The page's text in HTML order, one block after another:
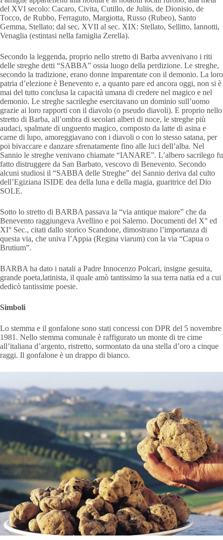
del XVI secolo: Cacaro, Civita, Cutillo, de Juliis, de Dionisio, de
Tocco, de Rubbo, Ferraguto, Margiotta, Russo (Rubeo), Santo
Gemma, Stellato; dal sec. XVII al sec. XIX: Stellato, Sellitto, Iannotti,
Venaglia (estintasi nella famiglia Zerella).
Secondo la leggenda, proprio nello stretto di Barba avvenivano i riti
delle streghe detti “SABBA” ossia luogo della perdizione. Le streghe,
secondo la tradizione, erano donne imparentate con il demonio. La loro
patria d’elezione è Benevento e, a quanto pare ed ancora oggi, non si è
mai del tutto conclusa la capacità umana di credere nel magico e nel
demonio. Le streghe sacrileghe esercitavano un dominio sull’uomo
grazie ai loro rapporti con il diavolo (o pseudo diavoli). E proprio nello
stretto di Barba, all’ombra di secolari alberi di noce, le streghe più
audaci, spalmate di unguento magico, composto da latte di asina e
carne di lupo, amoreggiavano con i diavoli o con lo stesso satana, per
poi bivaccare e danzare sfrenatamente fino alle luci dell’alba. Nel
Sannio le streghe venivano chiamate “IANARE”. L’albero sacrilego fu
fatto distruggere da San Barbato, vescovo di Benevento. Secondo
alcuni studiosi il “SABBA delle Streghe” del Sannio deriva dal culto
dell’Egiziana ISIDE dea della luna e della magia, guaritrice del Dio
SOLE.
Sotto lo stretto di BARBA passava la “via antique maiore” che da
Benevento raggiungeva Avellino e poi Salerno. Documenti del X° ed
XI° Sec., citati dallo storico Scandone, dimostrano l’importanza di
questa via, che univa l’Appia (Regina viarum) con la via “Capua o
Brutium”.
BARBA ha dato i natali a Padre Innocenzo Polcari, insigne gesuita,
grande poeta,latinista, il quale amò tantissimo la sua terra natia ed a cui
dedicò tantissime poesie.
Simboli
Lo stemma e il gonfalone sono stati concessi con DPR del 5 novembre
1981. Nello stemma comunale è raffigurato un monte di tre cime
all’italiana d’argento, ristretto, sormontato da una stella d’oro a cinque
raggi. Il gonfalone è un drappo di bianco.